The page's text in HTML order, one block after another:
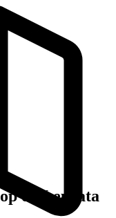
de Leucata